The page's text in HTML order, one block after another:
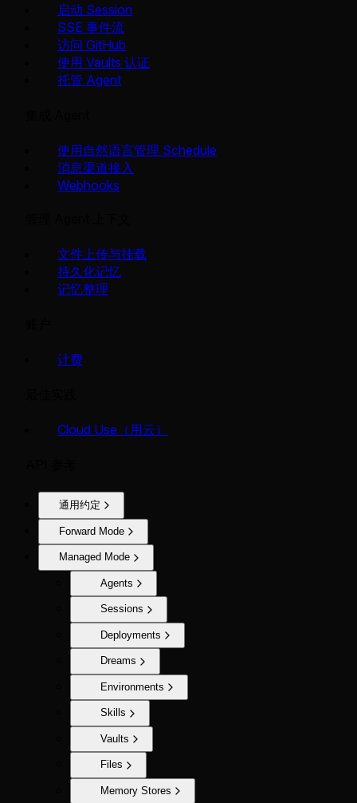
启动 Session
SSE 事件流
访问 GitHub
使用 Vaults 认证
托管 Agent
使用自然语言管理 Schedule
消息渠道接入
Webhooks
文件上传与挂载
持久化记忆
记忆整理
计费
Cloud Use（用云）
通用约定
Forward Mode
Managed Mode
Agents
Sessions
Deployments
Dreams
Environments
Skills
Vaults
Files
Memory Stores